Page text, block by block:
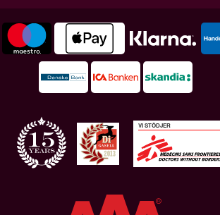
VI STÖDJER